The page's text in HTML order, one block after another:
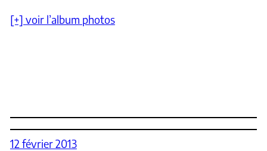
[+] voir l’album photos
12 février 2013